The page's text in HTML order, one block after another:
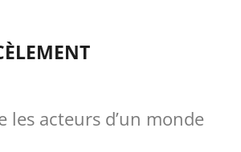
acteurs d’un monde